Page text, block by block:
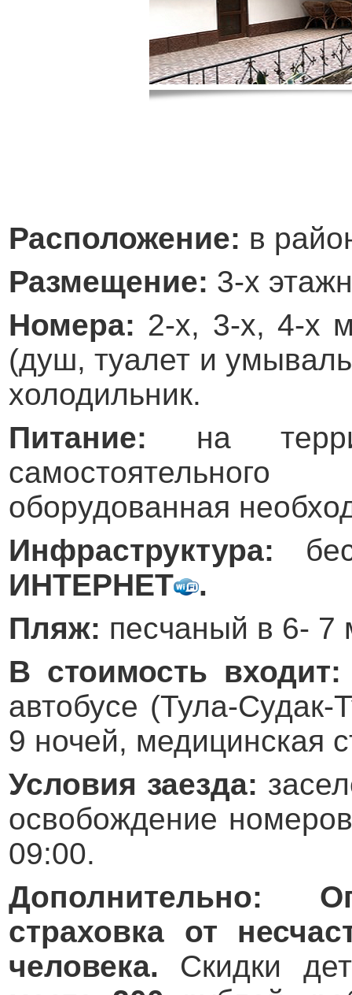
Расположение: в
Размещение: 3-х
Номера: 2-х, 3-х, 4-х
(душ, туалет и
холодильник.
Питание:
на
оборудованная
Инфраструктура:
ИНТЕРНЕТ
.
Пляж: песчаный в 6- 7
В стоимость входит:
автобусе (Тула-Судак-
9 ночей, медицинская
Условия заезда:
освобождение
09:00.
Дополнительно:
страховка от
человека.
Скидки